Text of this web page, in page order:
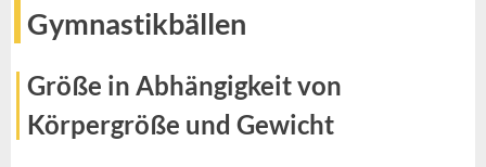
Gymnastikbällen
Größe in Abhängigkeit von
Körpergröße und Gewicht